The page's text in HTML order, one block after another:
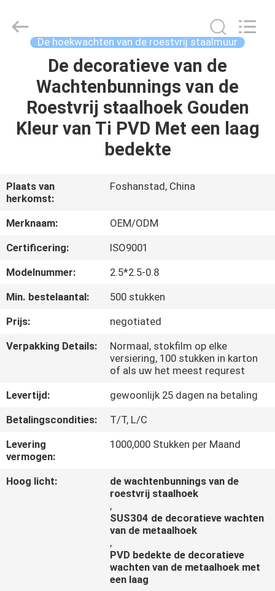
PRODUCTEN
FABRIEKSREIS
KWALITEITSCONTROLE
CONTACTEER
ONS
NIEUWS
Leverancier.
Copyright
De hoekwachten van de roestvrij staalmuur
De decoratieve van de
Wachtenbunnings van de
Roestvrij staalhoek Gouden
Kleur van Ti PVD Met een laag
bedekte
Plaats van
herkomst:
Foshanstad, China
Merknaam:
OEM/ODM
Certificering:
ISO9001
Modelnummer:
2.5*2.5-0.8
Min. bestelaantal:
500 stukken
Prijs:
negotiated
Verpakking Details:
Normaal, stokfilm op elke
versiering, 100 stukken in karton
of als uw het meest requrest
Levertijd:
gewoonlijk 25 dagen na betaling
Betalingscondities:
T/T, L/C
Levering
vermogen:
1000,000 Stukken per Maand
Hoog licht:
de wachtenbunnings van de
roestvrij staalhoek
,
SUS304 de decoratieve wachten
van de metaalhoek
,
PVD bedekte de decoratieve
wachten van de metaalhoek met
een laag